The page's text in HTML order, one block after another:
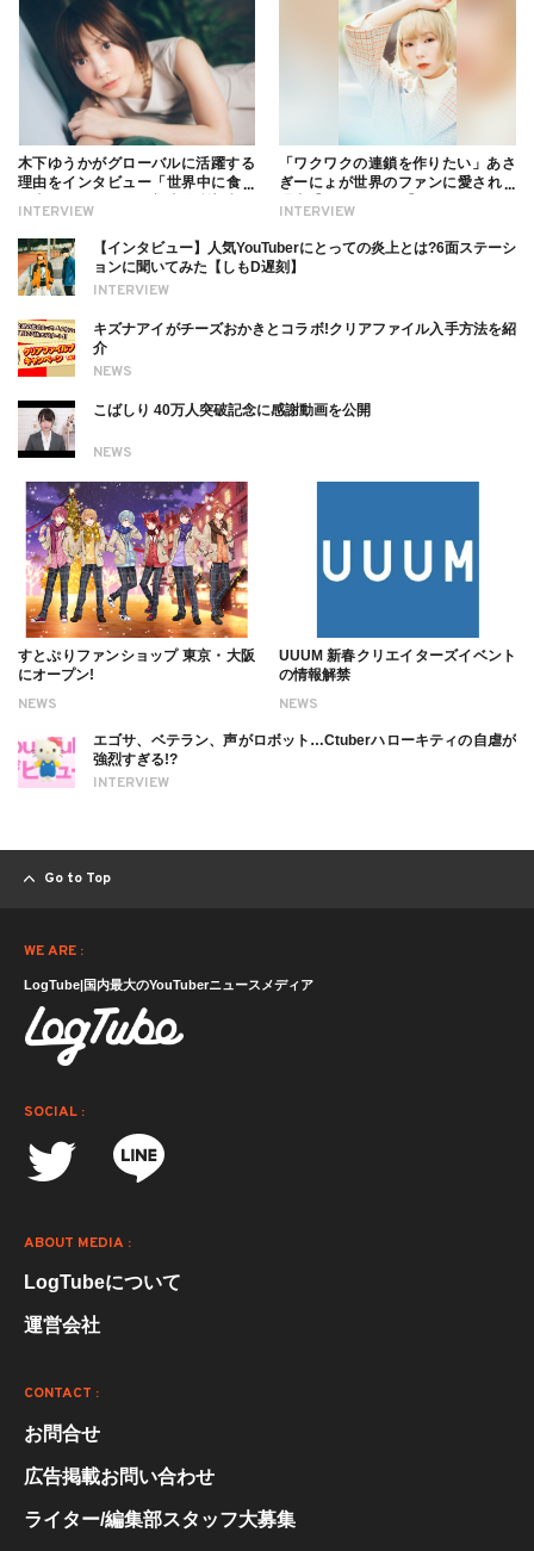
INTERVIEW
木下ゆうかがグローバルに活躍する
理由をインタビュー「世界中に食べ
ついても
INTERVIEW
「ワクワクの連鎖を作りたい」あさ
ぎーにょが世界のファンに愛される
INTERVIEW
【インタビュー】人気YouTuberにとっての炎上とは?6面ステーシ
ョンに聞いてみた【しもD遅刻】
NEWS
キズナアイがチーズおかきとコラボ!クリアファイル入手方法を紹
介
NEWS
こばしり 40万人突破記念に感謝動画を公開
NEWS
すとぷりファンショップ 東京・大阪
にオープン!
NEWS
UUUM 新春クリエイターズイベント
の情報解禁
INTERVIEW
エゴサ、ベテラン、声がロボット…Ctuberハローキティの自虐が
強烈すぎる!?
Go to Top
WE ARE :
LogTube|国内最大のYouTuberニュースメディア
SOCIAL :
ABOUT MEDIA :
LogTubeについて
運営会社
CONTACT :
お問合せ
広告掲載お問い合わせ
ライター/編集部スタッフ大募集